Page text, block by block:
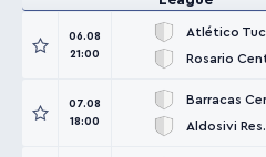
06.08
21:00
07.08
18:00
Aldosivi Res.